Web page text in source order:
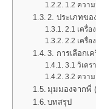
1.2 ควา
2. ประเภทขอ
2.1 เครื่อ
2.2 เครื่
3. การเลือกเ
3.1 วิเค
3.2 ควา
มุมมองจากพี่
บทสรุป